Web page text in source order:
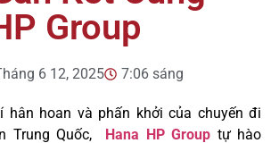
Group
6 12, 2025 7:06 sáng
hân hoan và phấn khởi của chuyến đi
Trung Quốc,
Hana HP Group tự hào